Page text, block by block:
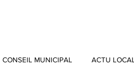
CONSEIL MUNICIPAL ACTU